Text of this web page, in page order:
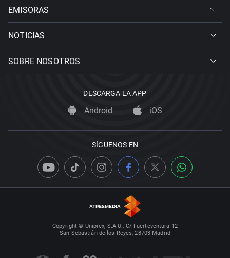
EMISORAS
NOTICIAS
SOBRE NOSOTROS
DESCARGA LA APP
Android iOS
SÍGUENOS EN
Copyright © Uniprex, S.A.U., C/ Fuerteventura 12
San Sebastián de los Reyes, 28703 Madrid